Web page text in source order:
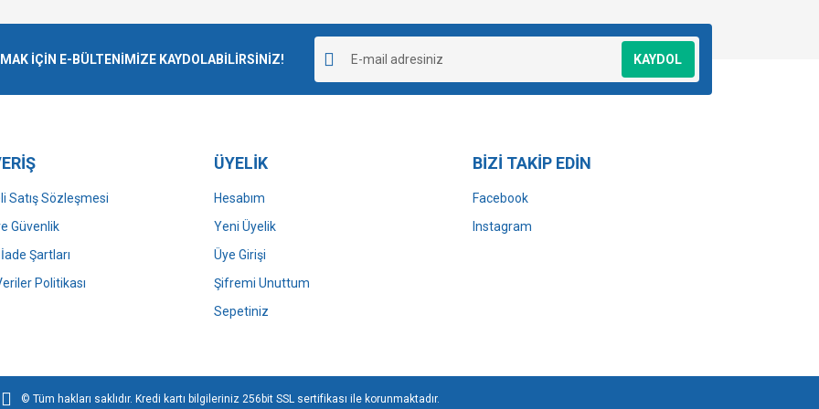
Gönder
İÇİN E-BÜLTENİMİZE KAYDOLABİLİRSİNİZ! KAYDOL
Satış Sözleşmesi
Güvenlik
Şartları
Politikası
ÜYELİK
Hesabım
Yeni Üyelik
Üye Girişi
Şifremi Unuttum
Sepetiniz
BİZİ TAKİP EDİN
Facebook
Instagram
© Tüm hakları saklıdır. Kredi kartı bilgileriniz 256bit SSL sertifikası ile korunmaktadır.